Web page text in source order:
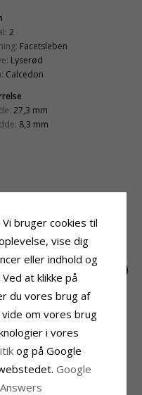
2
Facetsleben
Lyserød
Calcedon
27,3 mm
8,3 mm
-
Dråbe blå krystal
øreringe i sølv -
Loom Stones
CHANTI pris
DENNE HAR
bruger cookies til
vise dig
eller indhold og
at klikke på
du vores brug af
vide om vores brug
i vores
og på Google
Google